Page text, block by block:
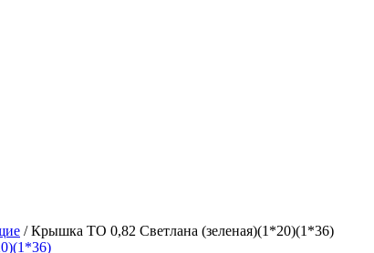
/ Крышка ТО 0,82 Светлана (зеленая)(1*20)(1*36)